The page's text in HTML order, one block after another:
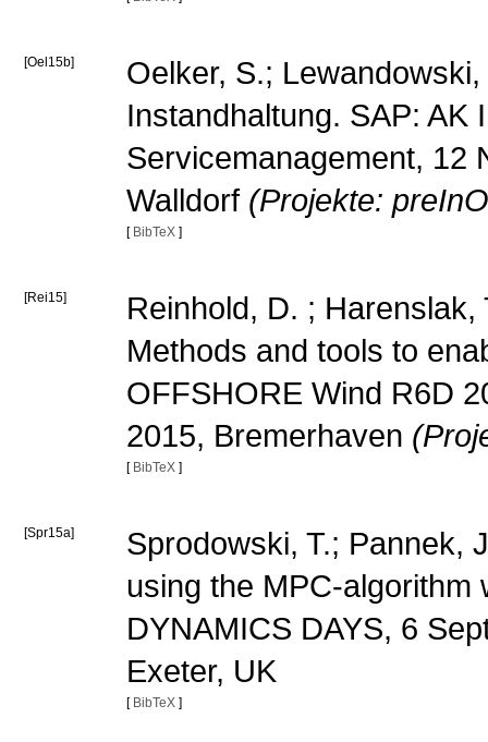
[Oel15b]
Oelker, S.;
Instandhaltung. SAP: AK
Servicemanagement, 12
Walldorf (Projekte:
[ BibTeX ]
[Rei15]
Reinhold, D. ;
Methods and tools to
OFFSHORE Wind R6D
2015, Bremerhaven
[ BibTeX ]
[Spr15a]
Sprodowski, T.; Pannek,
using the MPC-algorithm
DYNAMICS DAYS, 6
Exeter, UK
[ BibTeX ]